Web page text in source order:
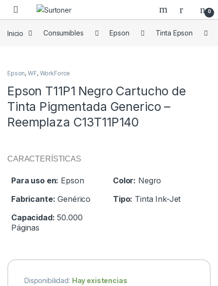
Skip to navigation
Skip to content
0
Inicio Consumibles Epson Tinta Epson
Epson,WF, WorkForce
Epson T11P1 Negro Cartucho de
Tinta Pigmentada Generico –
Reemplaza C13T11P140
CARACTERÍSTICAS
Para uso en: Epson Color: Negro
Fabricante: Genérico Tipo: Tinta Ink-Jet
Capacidad: 50.000
Páginas
Disponibilidad: Hay existencias